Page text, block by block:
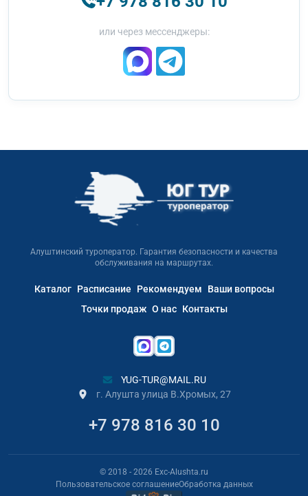
или через мессенджеры:
Алуштинский туроператор. Гарантия безопасности и качества
обслуживания на маршрутах.
Каталог Расписание Рекомендуем
Ваши вопросы
Точки продаж О нас Контакты
YUG-TUR@MAIL.RU
г. Алушта улица В.Хромых, 27
+7 978 816 30 10
© 2018 - 2026 Exc-Alushta.ru
Пользовательское соглашениеОбработка данных